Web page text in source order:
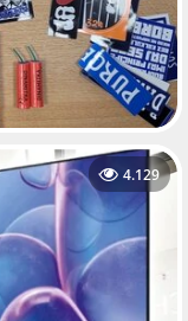
4.129